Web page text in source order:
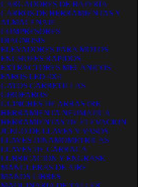
CARGADORES DE BATERÍA
CARROS DE HERRAMIENTAS Y
ALMACENAJE
COMPRESORES
DIAGNOSIS
ELEVADORES PARA MOTOS
ENCHUFES RAPIDOS
EXTRACTORES MECANICOS
FAROS LED 4X4
GATOS CARRETILLAS
GIROFAROS
GUINCHES DE ARRASTRE
HERRAMIENTA NEUMATICA
HERRAMIENTAS DE ELEVACION
JUEGO DE LLAVES Y VASOS
LLAVES DINAMOMETRICAS
LLAVES DE CARRACA
LUBRICACION Y ENGRASE
MANGUERAS DE AIRE
MANOS LIBRES
MAQUINARIA DE TALLER